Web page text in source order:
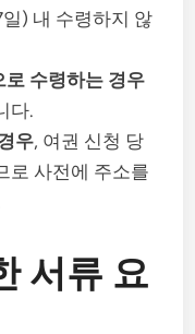
) 내 수령하지 않
로 수령하는 경우
다.
우, 여권 신청 당
로 사전에 주소를
서류 요